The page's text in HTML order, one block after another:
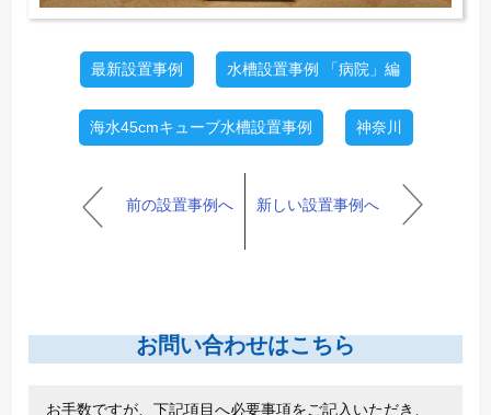
最新設置事例 水槽設置事例 「病院」編
海水45cmキューブ水槽設置事例 神奈川
前の設置事例へ 新しい設置事例へ
お問い合わせはこちら
お手数ですが、下記項目へ必要事項をご記入いただき、